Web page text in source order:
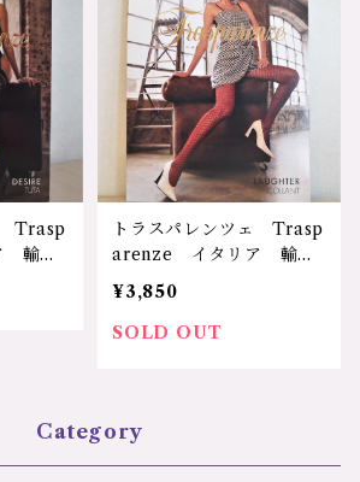
Trasp
輸入
ー
め 網
ィスト
トラスパレンツェ Trasp
arenze イタリア 輸入
ランジェリー レディー
ス デザインメッシュ柄
可愛い クロッチ付き 保
ンタイン ブラック 大柄
¥3,850
SOLD OUT
Category